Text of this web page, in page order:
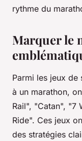
rythme du
Marquer le
Parmi les jeux
à un marathon,
Rail", "Catan", "7
Ride". Ces jeux
des stratégies